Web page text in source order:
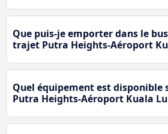
Que puis-je emporter dans le
trajet Putra Heights-Aéroport
Quel équipement est disponible
Putra Heights-Aéroport Kuala